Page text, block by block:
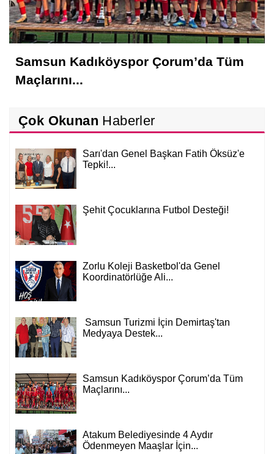
Samsun Kadıköyspor Çorum’da Tüm
Maçlarını...
Çok Okunan Haberler
Sarı'dan Genel Başkan Fatih Öksüz'e
Tepki!...
Şehit Çocuklarına Futbol Desteği!
Zorlu Koleji Basketbol'da Genel
Koordinatörlüğe Ali...
Samsun Turizmi İçin Demirtaş'tan
Medyaya Destek...
Samsun Kadıköyspor Çorum’da Tüm
Maçlarını...
Atakum Belediyesinde 4 Aydır
Ödenmeyen Maaşlar İçin...